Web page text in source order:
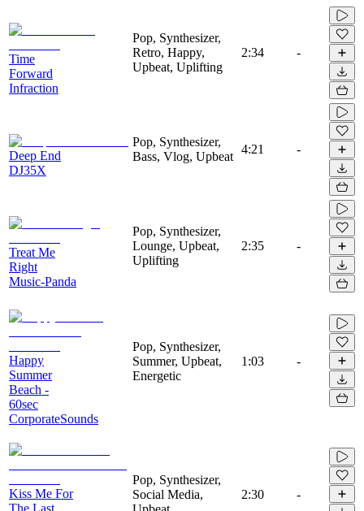
Time
Forward
Infraction
Pop, Synthesizer,
Retro, Happy,
Upbeat, Uplifting
2:34 -
Deep End
DJ35X
Pop, Synthesizer,
Bass, Vlog, Upbeat
4:21 -
Treat Me
Right
Music-Panda
Pop, Synthesizer,
Lounge, Upbeat,
Uplifting
2:35 -
Happy
Summer
Beach -
60sec
CorporateSounds
Pop, Synthesizer,
Summer, Upbeat,
Energetic
1:03 -
Kiss Me For
The Last
Pop, Synthesizer,
Social Media,
2:30 -